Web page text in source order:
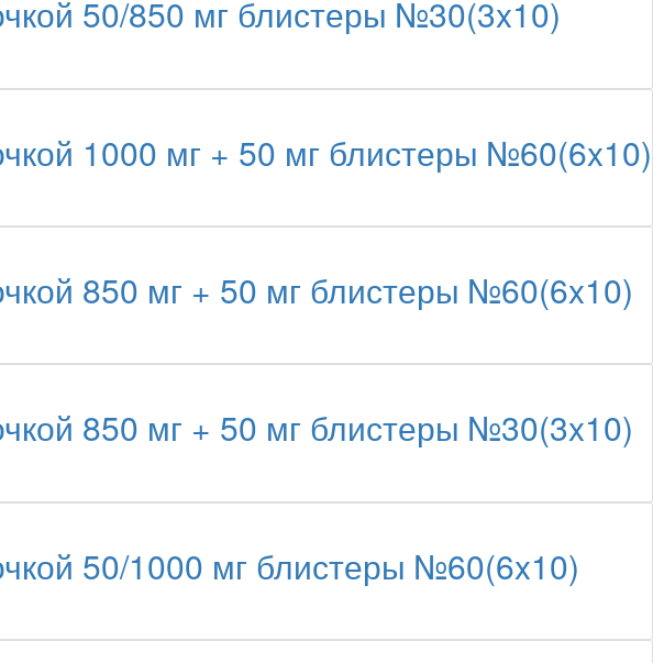
50/850 мг блистеры №30(3x10)
1000 мг + 50 мг блистеры №60(6x10)
850 мг + 50 мг блистеры №60(6x10)
850 мг + 50 мг блистеры №30(3x10)
50/1000 мг блистеры №60(6x10)